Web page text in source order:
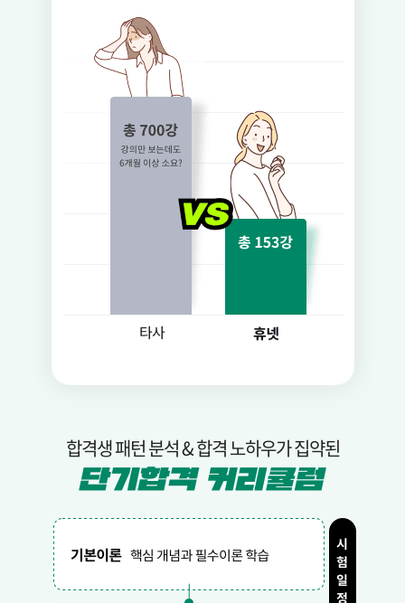
합격생 패턴 분석 & 합격 노하우가 집약된